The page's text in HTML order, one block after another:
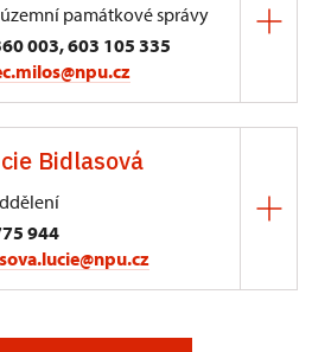
památkové správy
003, 603 105 335
Bidlasová
944